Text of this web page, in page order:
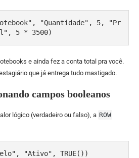
"Quantidade", 5, "Pr
5 * 3500)
e ainda fez a conta total pra você.
que já entrega tudo mastigado.
campos booleanos
lógico (verdadeiro ou falso), a ROW
"Ativo", TRUE())